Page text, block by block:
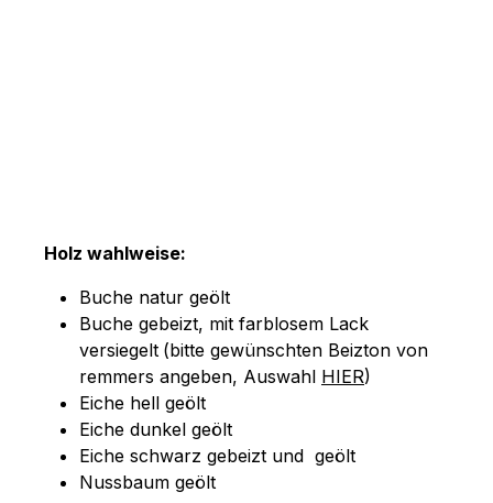
Holz wahlweise:
Buche natur geölt
Buche gebeizt, mit farblosem Lack
versiegelt (bitte gewünschten Beizton von
remmers angeben, Auswahl HIER)
Eiche hell geölt
Eiche dunkel geölt
Eiche schwarz gebeizt und geölt
Nussbaum geölt